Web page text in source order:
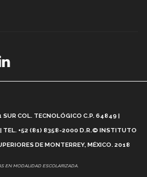
Educativo Tec? (video)
e Inteligencia Artificial, Paola
SUR COL. TECNOLÓGICO C.P. 64849 |
| TEL. +52 (81) 8358-2000 D.R.© INSTITUTO
DE MONTERREY, MÉXICO. 2018
EN MODALIDAD ESCOLARIZADA.